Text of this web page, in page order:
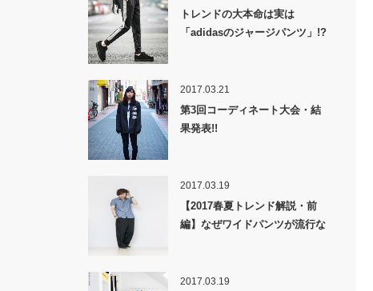
トレンドの大本命は実は
「adidasのジャージパンツ」!?
2017.03.21
第3回コーディネート大会・結
果発表!!
2017.03.19
【2017春夏トレンド解説・前
編】なぜワイドパンツが流行な
2017.03.19